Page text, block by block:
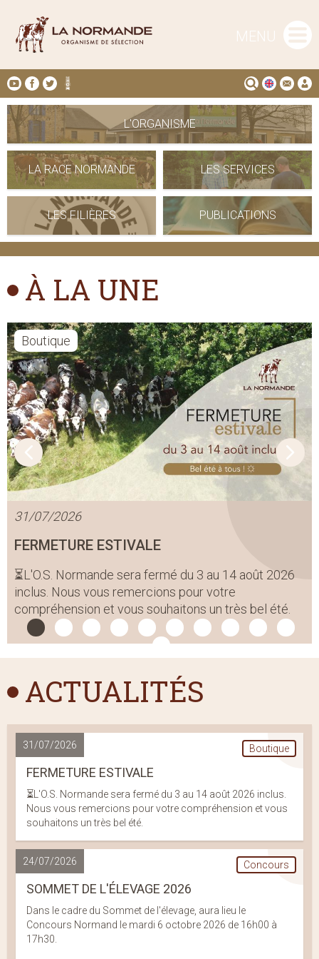
MENU
L'ORGANISME
LA RACE NORMANDE LES SERVICES
LES FILIÈRES PUBLICATIONS
À LA UNE
Boutique
31/07/2026
FERMETURE ESTIVALE
⏳L'O.S. Normande sera fermé du 3 au 14 août 2026
inclus. Nous vous remercions pour votre
compréhension et vous souhaitons un très bel été.
ACTUALITÉS
31/07/2026 Boutique
FERMETURE ESTIVALE
⏳L'O.S. Normande sera fermé du 3 au 14 août 2026 inclus.
Nous vous remercions pour votre compréhension et vous
souhaitons un très bel été.
24/07/2026 Concours
SOMMET DE L'ÉLEVAGE 2026
Dans le cadre du Sommet de l'élevage, aura lieu le
Concours Normand le mardi 6 octobre 2026 de 16h00 à
17h30.